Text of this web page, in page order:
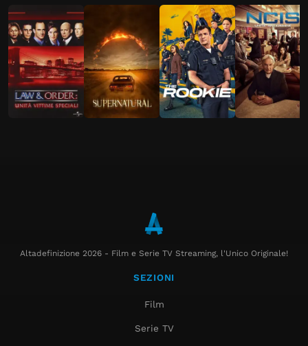
Altadefinizione 2026 - Film e Serie TV Streaming, l'Unico Originale!
SEZIONI
Film
Serie TV